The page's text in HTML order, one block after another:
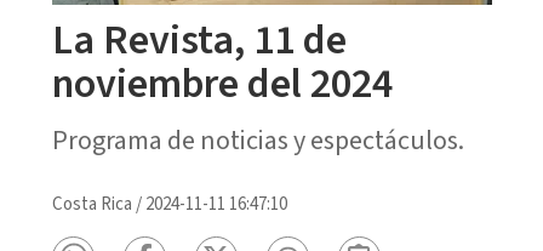
La Revista, 11 de
noviembre del 2024
Programa de noticias y espectáculos.
Costa Rica /2024-11-11 16:47:10